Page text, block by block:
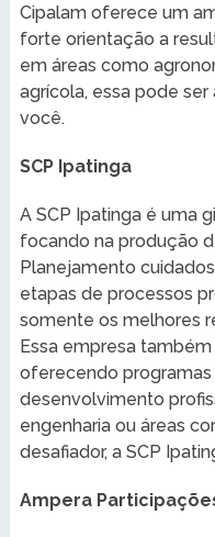
Cipalam oferece um
forte orientação a
em áreas como
agrícola, essa pode
você.
SCP Ipatinga
A SCP Ipatinga é uma
focando na produção
Planejamento
etapas de processos
somente os melhores
Essa empresa
oferecendo
desenvolvimento
engenharia ou áreas
desafiador, a SCP
Ampera